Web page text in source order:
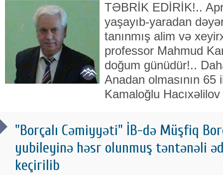
TƏBRİK EDİRİK!..
yaşayıb-yaradan
tanınmış alim və
professor Mahmud
doğum günüdür!..
Anadan olmasının
Kamaloğlu
"Borçalı Cəmiyyəti" İB-də Müşfiq
yubileyinə həsr olunmuş təntənəli
keçirilib